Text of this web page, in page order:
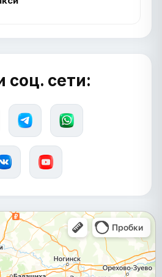
соц. сети: